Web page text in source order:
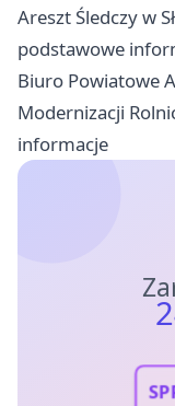
Areszt Śledczy w
podstawowe
Biuro Powiatowe
Modernizacji
informacje